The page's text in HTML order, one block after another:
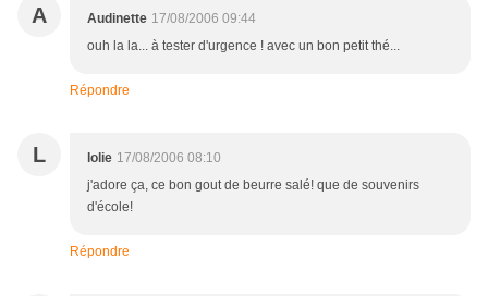
A Audinette 17/08/2006 09:44
ouh la la... à tester d'urgence ! avec un bon petit thé...
Répondre
L lolie 17/08/2006 08:10
j'adore ça, ce bon gout de beurre salé! que de souvenirs
d'école!
Répondre